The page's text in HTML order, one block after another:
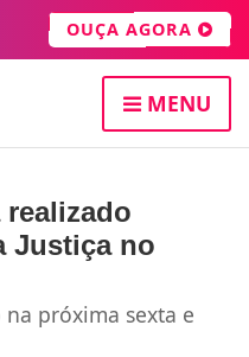
OUÇA AGORA
MENU
Justiça no
próxima sexta e